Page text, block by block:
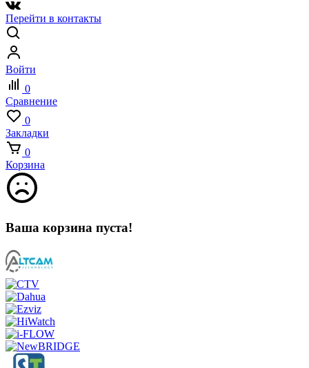
Перейти в контакты
Войти
0
Сравнение
0
Закладки
0
Корзина
Ваша корзина пуста!